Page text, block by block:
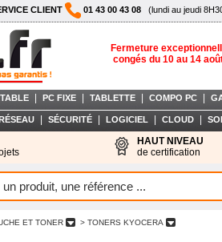
CLIENT 01 43 00 43 08 (lundi au jeudi
Fermeture
congés du 10 au 14
PC FIXE TABLETTE COMPO PC
SÉCURITÉ LOGICIEL CLOUD
HAUT NIVEAU
de certification
ET TONER > TONERS KYOCERA